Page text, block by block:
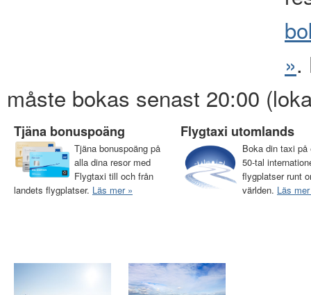
».
måste bokas senast 20:00
Tjäna bonuspoäng
Tjäna bonuspoäng på
alla dina resor med
Flygtaxi till och från
landets flygplatser. Läs mer »
Flygtaxi utomlands
Boka din taxi på
50-tal
flygplatser runt
världen. Läs